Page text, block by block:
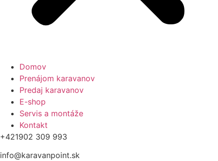
Domov
Prenájom karavanov
Predaj karavanov
E-shop
Servis a montáže
Kontakt
+421902 309 993
info@karavanpoint.sk